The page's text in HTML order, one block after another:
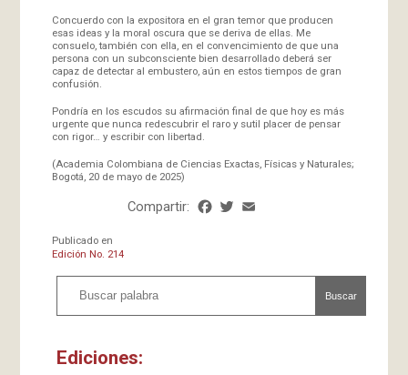
Concuerdo con la expositora en el gran temor que producen
esas ideas y la moral oscura que se deriva de ellas. Me
consuelo, también con ella, en el convencimiento de que una
persona con un subconsciente bien desarrollado deberá ser
capaz de detectar al embustero, aún en estos tiempos de gran
confusión.
Pondría en los escudos su afirmación final de que hoy es más
urgente que nunca redescubrir el raro y sutil placer de pensar
con rigor… y escribir con libertad.
(Academia Colombiana de Ciencias Exactas, Físicas y Naturales;
Bogotá, 20 de mayo de 2025)
Compartir: Facebook
Twitter
Publicado en
Edición No. 214
Buscar
Ediciones: